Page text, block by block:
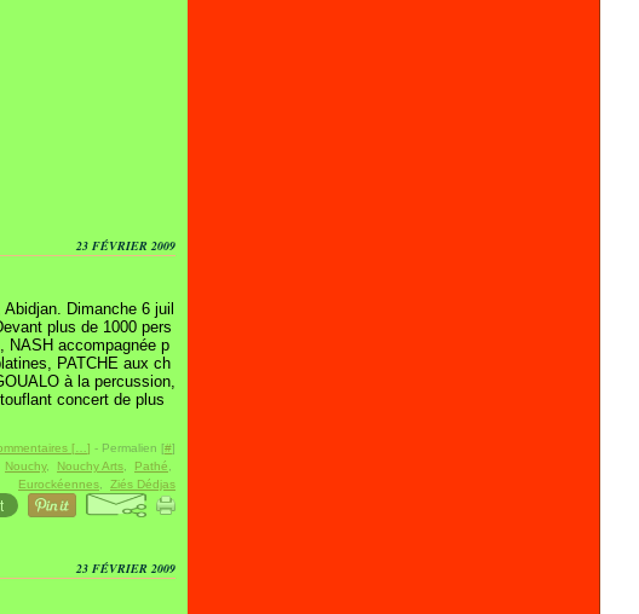
23 FÉVRIER 2009
Dimanche 6 juil
plus de 1000 pers
NASH accompagnée p
PATCHE aux ch
à la percussion,
concert de plus
[ ] - Permalien [#]
Nouchy, Nouchy Arts Pathé
Eurockéennes
Ziés Dédjas
23 FÉVRIER 2009